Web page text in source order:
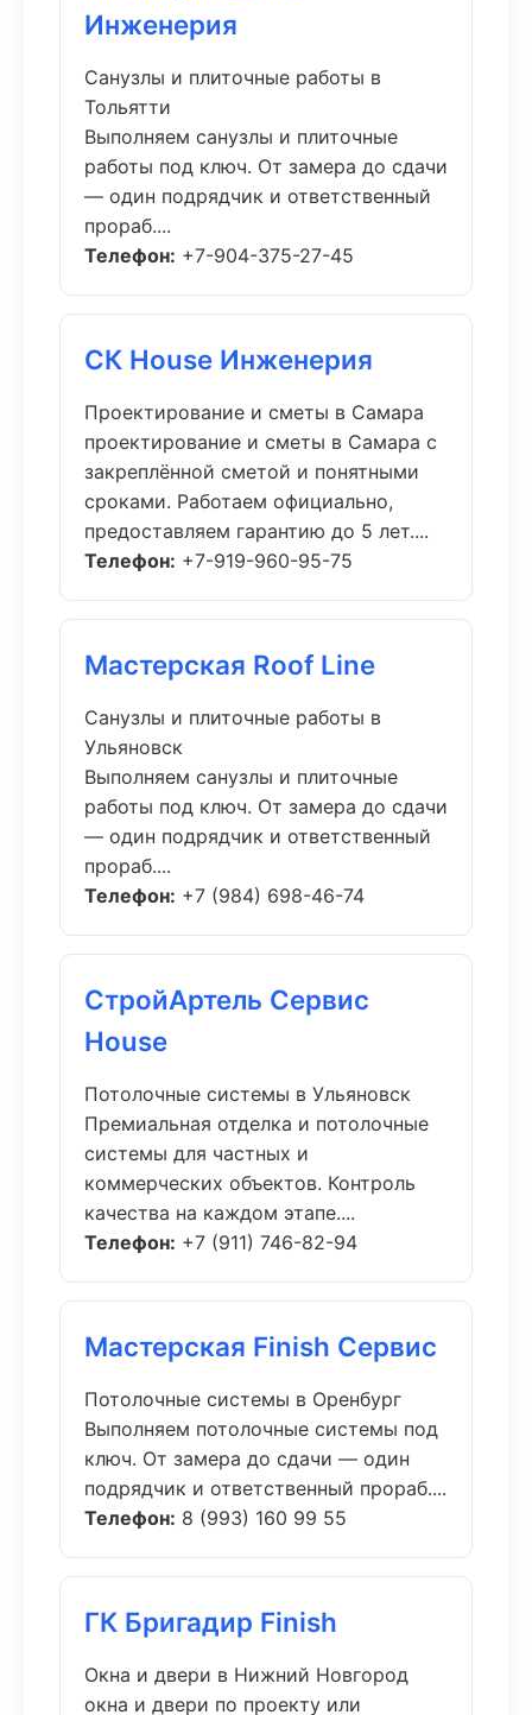
Инженерия
Санузлы и плиточные работы в
Тольятти
Выполняем санузлы и плиточные
работы под ключ. От замера до сдачи
— один подрядчик и ответственный
прораб....
Телефон: +7-904-375-27-45
СК House Инженерия
Проектирование и сметы в Самара
проектирование и сметы в Самара с
закреплённой сметой и понятными
сроками. Работаем официально,
предоставляем гарантию до 5 лет....
Телефон: +7-919-960-95-75
Мастерская Roof Line
Санузлы и плиточные работы в
Ульяновск
Выполняем санузлы и плиточные
работы под ключ. От замера до сдачи
— один подрядчик и ответственный
прораб....
Телефон: +7 (984) 698-46-74
СтройАртель Сервис
House
Потолочные системы в Ульяновск
Премиальная отделка и потолочные
системы для частных и
коммерческих объектов. Контроль
качества на каждом этапе....
Телефон: +7 (911) 746-82-94
Мастерская Finish Сервис
Потолочные системы в Оренбург
Выполняем потолочные системы под
ключ. От замера до сдачи — один
подрядчик и ответственный прораб....
Телефон: 8 (993) 160 99 55
ГК Бригадир Finish
Окна и двери в Нижний Новгород
окна и двери по проекту или